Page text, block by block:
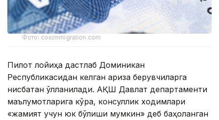
Фото: coximmigration.com
Пилот лойиҳа дастлаб Доминикан
Республикасидан келган ариза берувчиларга
нисбатан қўлланилади. АҚШ Давлат департаменти
маълумотларига кўра, консуллик ходимлари
«жамият учун юк бўлиши мумкин» деб баҳоланган